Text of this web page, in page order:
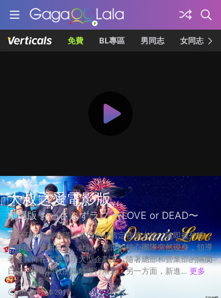
免費 BL專區 男同志 女同志
大叔之愛電影版
劇場版 おっさんずラブ 〜LOVE or DEAD〜
天空不動產魯蛇職員春田創一情定牧凌太後，隨即被外派，
一年後才重回日本。此時，總部的核心團隊突然現身，領導
者更宣佈在主導一項大型企劃案，隨著總部和營業部的隔閡
日深，春田與牧的距離漸行漸遠。另一方面，新進... 更多
1h53m日本2019